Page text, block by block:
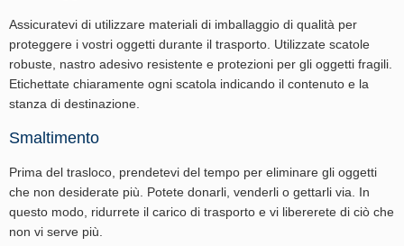
Assicuratevi di utilizzare materiali di imballaggio di qualità per
proteggere i vostri oggetti durante il trasporto. Utilizzate scatole
robuste, nastro adesivo resistente e protezioni per gli oggetti fragili.
Etichettate chiaramente ogni scatola indicando il contenuto e la
stanza di destinazione.
Smaltimento
Prima del trasloco, prendetevi del tempo per eliminare gli oggetti
che non desiderate più. Potete donarli, venderli o gettarli via. In
questo modo, ridurrete il carico di trasporto e vi libererete di ciò che
non vi serve più.